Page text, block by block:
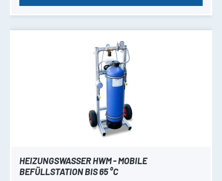
HEIZUNGSWASSER HWM - MOBILE
BEFÜLLSTATION BIS 65 °C